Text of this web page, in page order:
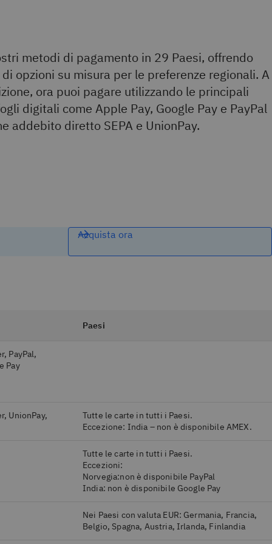
metodi di pagamento in 29 Paesi, offrendo
opzioni su misura per le preferenze regionali. A
ora puoi pagare utilizzando le principali
digitali come Apple Pay, Google Pay e PayPal
addebito diretto SEPA e UnionPay.
Acquista ora
Paesi
PayPal,
Pay
UnionPay,
Tutte le carte in tutti i Paesi.
Eccezione: India – non è disponibile AMEX.
Tutte le carte in tutti i Paesi.
Eccezioni:
Norvegia:non è disponibile PayPal
India: non è disponibile Google Pay
Nei Paesi con valuta EUR: Germania, Francia,
Belgio, Spagna, Austria, Irlanda, Finlandia